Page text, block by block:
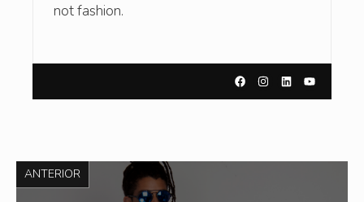
not fashion.
ANTERIOR